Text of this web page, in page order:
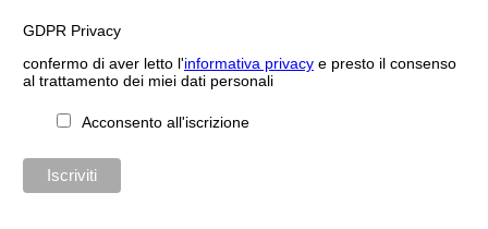
GDPR Privacy
confermo di aver letto l'informativa privacye presto il consenso
al trattamento dei miei dati personali
Acconsento all'iscrizione